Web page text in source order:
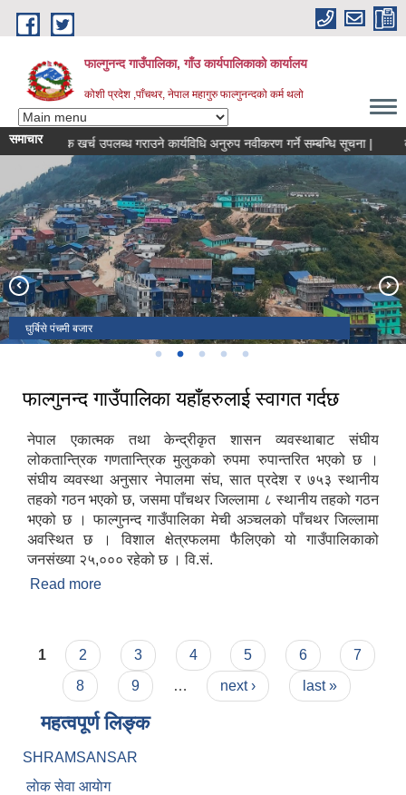
Skip to main content
फाल्गुनन्द गाउँपालिका, गाँउ कार्यपालिकाको कार्यालय
कोशी प्रदेश ,पाँचथर, नेपाल महागुरु फाल्गुनन्दको कर्म थलो
समाचारमासिक खर्च उपलब्ध गराउने कार्यविधि अनुरुप नवीकरण गर्ने सम्बन्धि सूचना |
फाल्गुनन्द गाउँपालिकाको नयाँ प्रशासकीय भवन
घुर्बिसे पंचमी बजार
राँके बजार
गाउँपालिकाको १९ औं अधिवेशनमा उपस्थित जनप्रतिनिधिज्युहरु
गाउँपालिकाको १९ औं अधिवेशनमा उपस्थित कर्हमचारीरु
फाल्गुनन्द गाउँपालिका यहाँहरुलाई स्वागत गर्दछ
नेपाल एकात्मक तथा केन्द्रीकृत शासन व्यवस्थाबाट संघीय
लोकतान्त्रिक गणतान्त्रिक मुलुकको रुपमा रुपान्तरित भएको छ ।
संघीय व्यवस्था अनुसार नेपालमा संघ, सात प्रदेश र ७५३ स्थानीय
तहको गठन भएको छ, जसमा पाँचथर जिल्लामा ८ स्थानीय तहको गठन
भएको छ । फाल्गुनन्द गाउँपालिका मेची अञ्चलको पाँचथर जिल्लामा
अवस्थित छ । विशाल क्षेत्रफलमा फैलिएको यो गाउँपालिकाको
जनसंख्या २५,००० रहेको छ । वि.सं.
Read more
Pages
1 2 3 4 5 6
7
8
9 … next › last »
महत्वपूर्ण लिङ्क
SHRAMSANSAR
लाेक सेवा आयाेग